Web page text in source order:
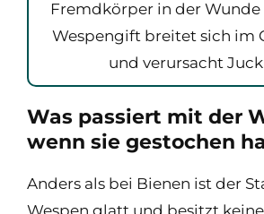
Fremdkörper in der Wunde
Wespengift breitet sich im
und verursacht
Was passiert mit der
wenn sie gestochen
Anders als bei Bienen ist der
Wespen glatt und besitzt